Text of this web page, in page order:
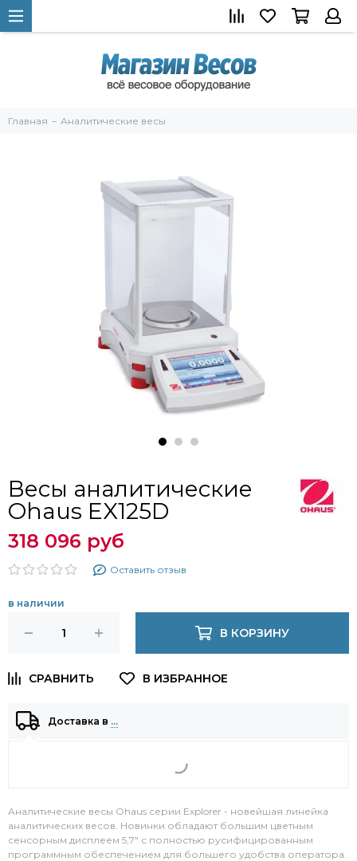
Главная Аналитические весы
Весы аналитические
Ohaus EX125D
318 096 руб
Оставить отзыв
в наличии
В КОРЗИНУ
Доставка в …
Аналитические весы Ohaus серии Explorer - новейшая линейка
аналитических весов. Новинки обладают большим цветным
сенсорным дисплеем 5,7" с полностью русифицированным
программным обеспечением для большего удобства оператора.